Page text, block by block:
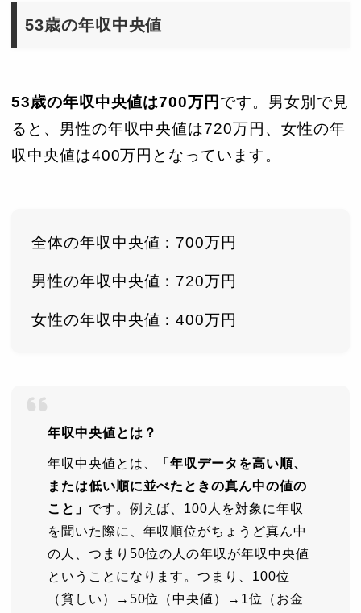
53歳の年収中央値
53歳の年収中央値は700万円 です。男女別で見
ると、男性の年収中央値は720万円、女性の年
収中央値は400万円となっています。
全体の年収中央値：700万円
男性の年収中央値：720万円
女性の年収中央値：400万円
年収中央値とは？
年収中央値とは、
「年収データを高い順、
または低い順に並べたときの真ん中の値の
こと」 です。例えば、100人を対象に年収
を聞いた際に、年収順位がちょうど真ん中
の人、つまり50位の人の年収が年収中央値
ということになります。つまり、100位
（貧しい）→50位（中央値）→1位（お金